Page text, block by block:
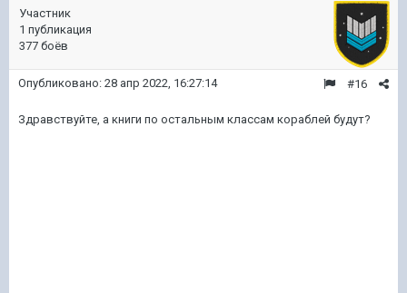
Участник
1 публикация
377 боёв
#16
Опубликовано: 28 апр 2022, 16:27:14
Здравствуйте, а книги по остальным классам кораблей будут?